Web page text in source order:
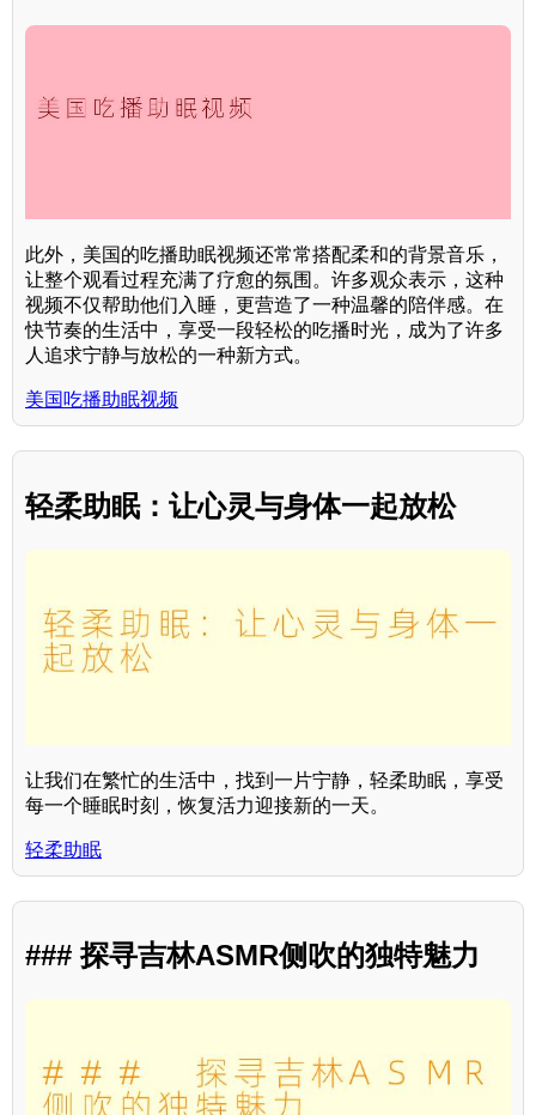
此外，美国的吃播助眠视频还常常搭配柔和的背景音乐，
让整个观看过程充满了疗愈的氛围。许多观众表示，这种
视频不仅帮助他们入睡，更营造了一种温馨的陪伴感。在
快节奏的生活中，享受一段轻松的吃播时光，成为了许多
人追求宁静与放松的一种新方式。
美国吃播助眠视频
轻柔助眠：让心灵与身体一起放松
让我们在繁忙的生活中，找到一片宁静，轻柔助眠，享受
每一个睡眠时刻，恢复活力迎接新的一天。
轻柔助眠
### 探寻吉林ASMR侧吹的独特魅力